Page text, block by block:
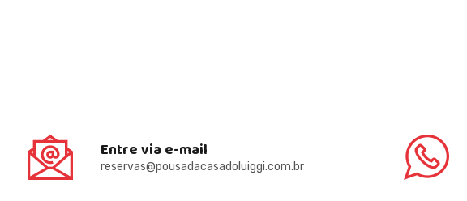
Entre via e-mail
reservas@pousadacasadoluiggi.com.br